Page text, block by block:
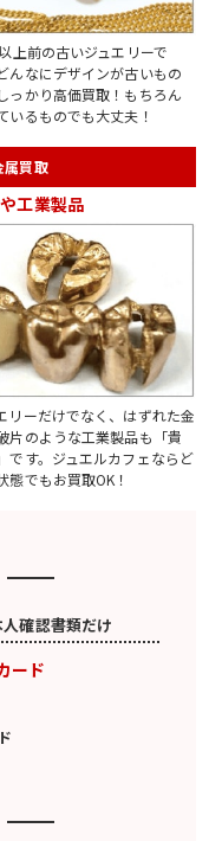
上前の古いジュエリーで
んなにデザインが古いもの
っかり高価買取！もちろん
いるものでも大丈夫！
属買取
工業製品
リーだけでなく、はずれた金
片のような工業製品も「貴
です。ジュエルカフェならど
態でもお買取OK！
確認書類だけ
ード